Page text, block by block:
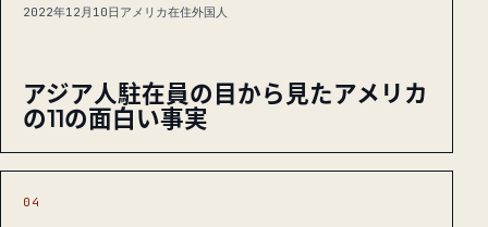
2022年12月10日 アメリカ在住外国人
アジア人駐在員の目から見たアメリカ
の11の面白い事実
04